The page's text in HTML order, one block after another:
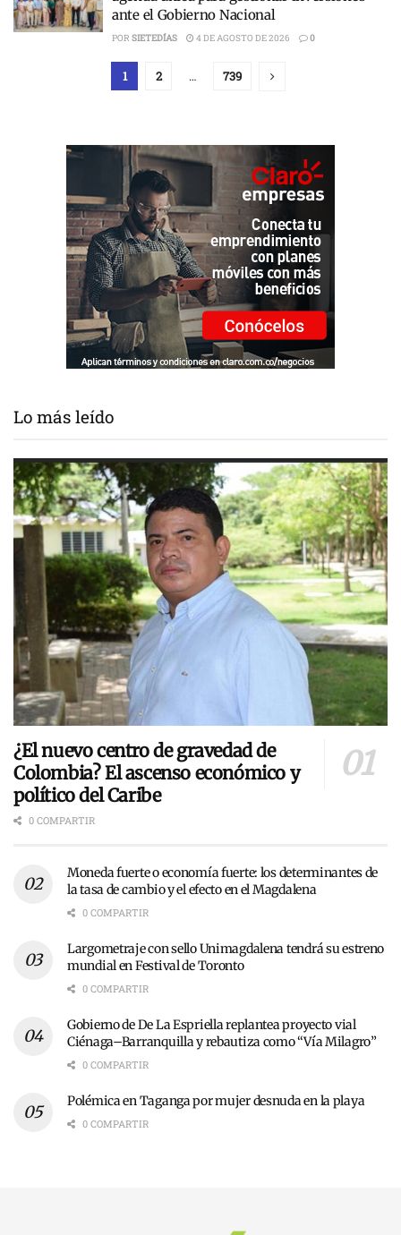
ante el Gobierno Nacional
POR SIETEDÍAS 4 DE AGOSTO DE 2026 0
1 2 … 739
Lo más leído
¿El nuevo centro de gravedad de
Colombia? El ascenso económico y
político del Caribe
0 COMPARTIR
Moneda fuerte o economía fuerte: los determinantes de
la tasa de cambio y el efecto en el Magdalena
0 COMPARTIR
Largometraje con sello Unimagdalena tendrá su estreno
mundial en Festival de Toronto
0 COMPARTIR
Gobierno de De La Espriella replantea proyecto vial
Ciénaga–Barranquilla y rebautiza como “Vía Milagro”
0 COMPARTIR
Polémica en Taganga por mujer desnuda en la playa
0 COMPARTIR